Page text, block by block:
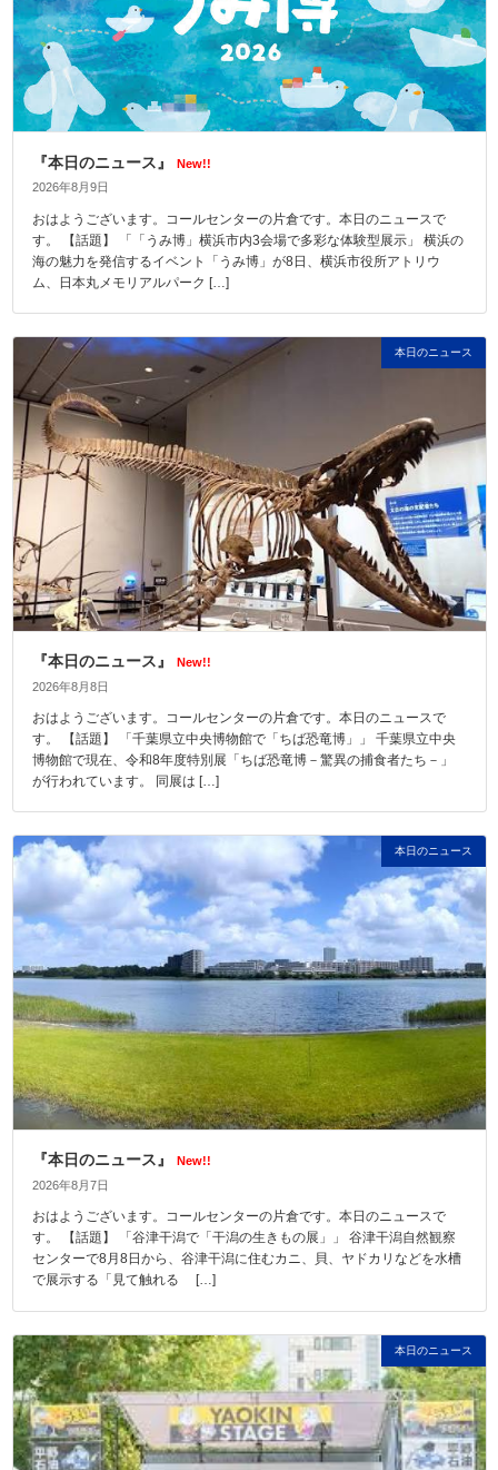
『本日のニュース』
New!!
2026年8月9日
おはようございます。コールセンターの片倉です。本日のニュースで
す。 【話題】 「「うみ博」横浜市内3会場で多彩な体験型展示」 横浜の
海の魅力を発信するイベント「うみ博」が8日、横浜市役所アトリウ
ム、日本丸メモリアルパーク […]
本日のニュース
『本日のニュース』
New!!
2026年8月8日
おはようございます。コールセンターの片倉です。本日のニュースで
す。 【話題】 「千葉県立中央博物館で「ちば恐竜博」」 千葉県立中央
博物館で現在、令和8年度特別展「ちば恐竜博－驚異の捕食者たち－」
が行われています。 同展は […]
本日のニュース
『本日のニュース』
New!!
2026年8月7日
おはようございます。コールセンターの片倉です。本日のニュースで
す。 【話題】 「谷津干潟で「干潟の生きもの展」」 谷津干潟自然観察
センターで8月8日から、谷津干潟に住むカニ、貝、ヤドカリなどを水槽
で展示する「見て触れる […]
本日のニュース